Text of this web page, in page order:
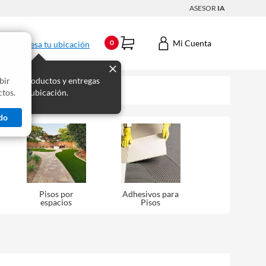
ASESOR IA
Ingresa tu ubicación
los productos y entregas
tu ubicación.
0 Mi Cuenta
Pisos por
espacios
Adhesivos para
Pisos